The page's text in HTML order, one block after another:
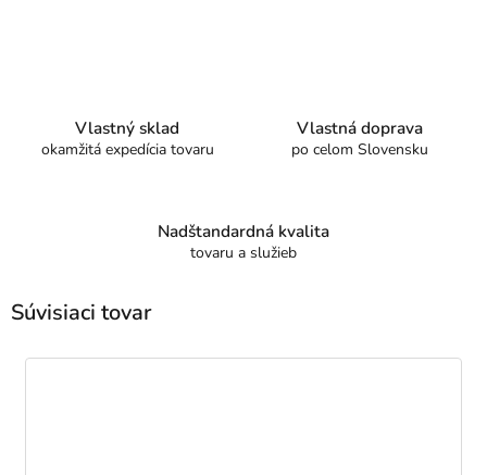
Vlastný sklad
okamžitá expedícia tovaru
Vlastná doprava
po celom Slovensku
Nadštandardná kvalita
tovaru a služieb
Súvisiaci tovar